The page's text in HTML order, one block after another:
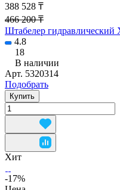
388 528 ₸
466 200 ₸
Штабелер
4.8
18
В наличии
Арт. 5320314
Подобрать
Купить
Хит
-17%